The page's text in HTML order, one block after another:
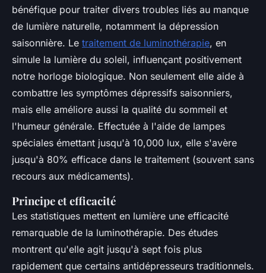
bénéfique pour traiter divers troubles liés au manque
de lumière naturelle, notamment la dépression
saisonnière. Le traitement de luminothérapie, en
simule la lumière du soleil, influençant positivement
notre horloge biologique. Non seulement elle aide à
combattre les symptômes dépressifs saisonniers,
mais elle améliore aussi la qualité du sommeil et
l'humeur générale. Effectuée à l'aide de lampes
spéciales émettant jusqu'à 10,000 lux, elle s'avère
jusqu'à 80% efficace dans le traitement (souvent sans
recours aux médicaments).
Principe et efficacité
Les statistiques mettent en lumière une efficacité
remarquable de la luminothérapie. Des études
montrent qu'elle agit jusqu'à sept fois plus
rapidement que certains antidépresseurs traditionnels.